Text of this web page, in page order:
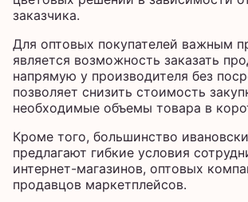
заказчика.
Для оптовых покупателей важным
является возможность заказать
напрямую у производителя без
позволяет снизить стоимость
необходимые объемы товара в
Кроме того, большинство
предлагают гибкие условия
интернет-магазинов, оптовых
продавцов маркетплейсов.